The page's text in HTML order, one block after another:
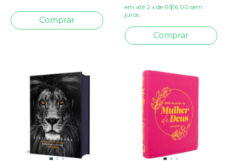
em até 2 x de R$16,00 sem
juros